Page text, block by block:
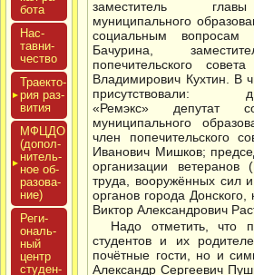
бота
Нас­
тавни­
чес­тво
Тра­ек­то­
рия раз­
ви­тия
МФЦДО
(до­пол­
ни­тель­
ное об­
ра­зова­
ние)
Реги­
ональ­
ный
центр
сту­ден­
заместитель
муниципального
социальным вопросам
Бачурина,
попечительского
Владимирович Кухтин. В
«Ремэкс» депутат
муниципального
член попечительского
Иванович Мишков;
организации ветеранов
труда, вооружённых сил
органов города Донского,
Виктор Александрович
Надо отметить, что
студентов и их
почётные гости, но и
Александр Сергеевич